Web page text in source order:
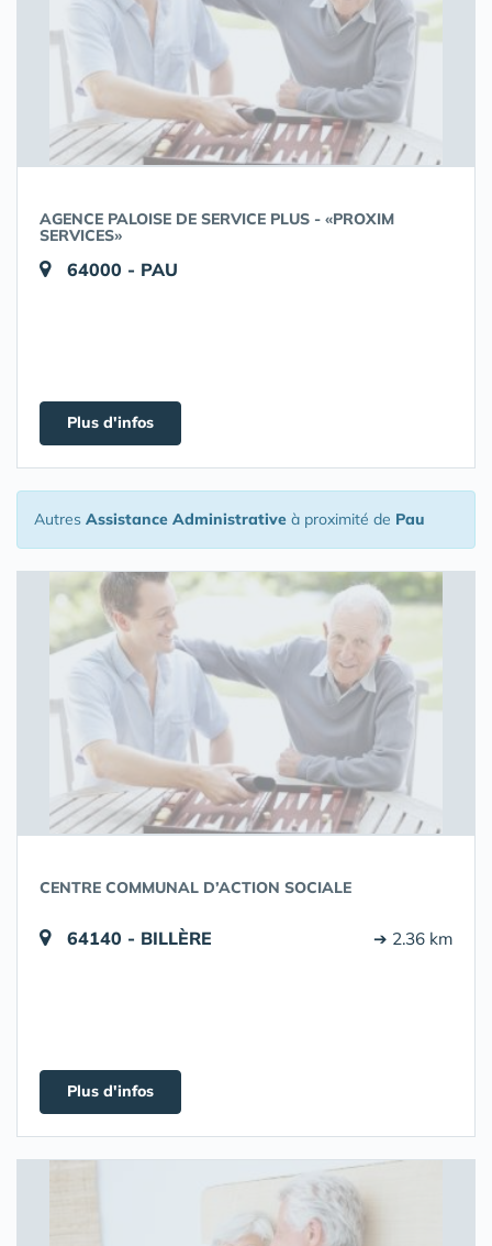
AGENCE PALOISE DE SERVICE PLUS - «PROXIM
SERVICES»
64000 - PAU
Plus d'infos
Autres Assistance Administrative à proximité de Pau
CENTRE COMMUNAL D’ACTION SOCIALE
64140 - BILLÈRE ➔ 2.36 km
Plus d'infos